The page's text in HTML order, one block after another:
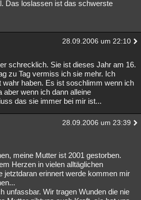
Das loslassen ist das schwerste
28.09.2006 um 22:10
schrecklich. Sie ist dieses Jahr am 16.
zu Tag vermiss ich sie mehr. Ich
wahr haben. Es ist soschlimm wenn ich
aber wenn ich dann alleine
das sie immer bei mir ist...
28.09.2006 um 23:39
meine Mutter ist 2001 gestorben.
Herzen in vielen alltäglichen
jetztdaran erinnert werde kommen mir
unfassbar. Wir tragen Wunden die nie